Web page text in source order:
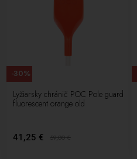
Lyžiarsky chránič POC Pole guard
fluorescent orange old
41,25 € 59,00€
-30%